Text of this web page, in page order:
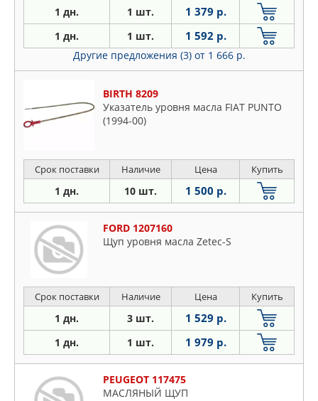
1 дн. 1 шт. 1 379 р.
1 дн. 1 шт. 1 592 р.
Другие предложения (3) от 1 666 р.
BIRTH 8209
Указатель уровня масла FIAT PUNTO
(1994-00)
Срок поставки Наличие Цена Купить
1 дн. 10 шт. 1 500 р.
FORD 1207160
Щуп уровня масла Zetec-S
Срок поставки Наличие Цена Купить
1 дн. 3 шт. 1 529 р.
1 дн. 1 шт. 1 979 р.
PEUGEOT 117475
МАСЛЯНЫЙ ЩУП